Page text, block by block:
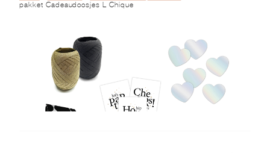
pakket Cadeaudoosjes L Chique